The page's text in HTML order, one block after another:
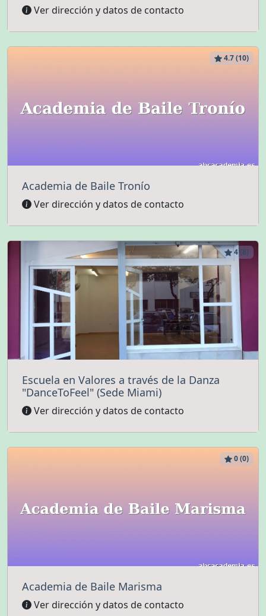
Ver dirección y datos de contacto
4.7 (10)
Academia de Baile Tronío
Ver dirección y datos de contacto
4 (8)
Escuela en Valores a través de la Danza
"DanceToFeel" (Sede Miami)
Ver dirección y datos de contacto
0 (0)
Academia de Baile Marisma
Ver dirección y datos de contacto